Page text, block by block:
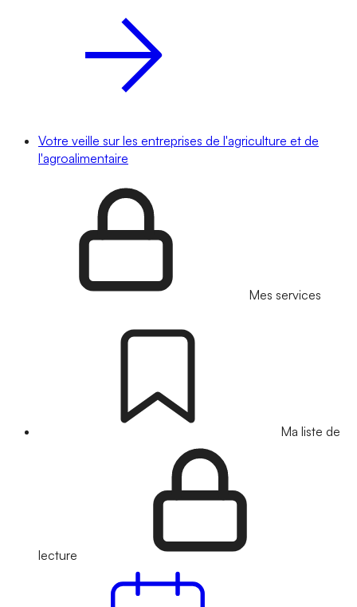
Votre veille sur les entreprises de l'agriculture et de
l'agroalimentaire
Mes services
Ma liste de
lecture